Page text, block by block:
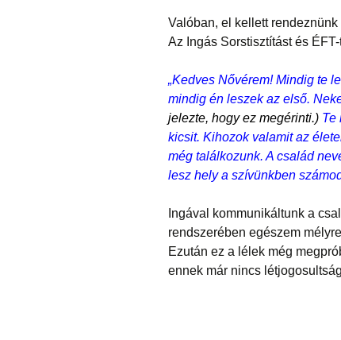
Valóban, el kellett
Az Ingás Sorstisztítást és
„Kedves Nővérem! Mindig te
mindig én leszek az első.
jelezte, hogy ez megérinti.) Te
kicsit. Kihozok valamit az
még találkozunk. A család
lesz hely a szívünkben
Ingával kommunikáltunk a
rendszerében egészem
Ezután ez a lélek még
ennek már nincs